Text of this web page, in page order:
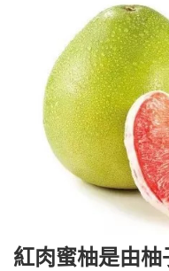
紅肉蜜柚是由